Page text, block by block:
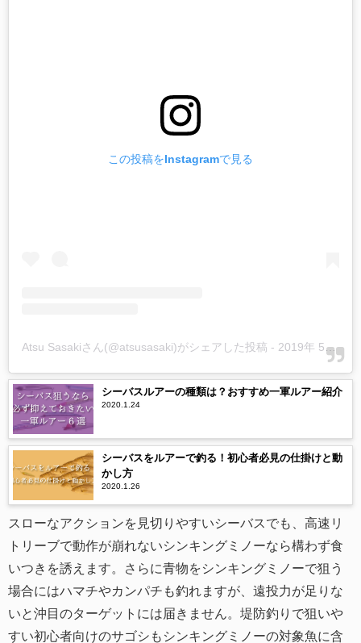
この投稿をInstagramで見る
Atsu Sasakiさん(@atsusasaki)がシェアした投稿 - 2019年 5月月11日午前1時19分PDT
シーバスルアーの種類は？おすすめ一軍ルアー紹介
2020.1.24
シーバスをルアーで釣る！初心者必見の仕掛けと動
かし方
2020.1.26
スローなアクションを見切りやすいシーバスでも、高速リ
トリーブで動作が崩れないシンキングミノーなら構わず食
いつきを誘えます。さらに青物をシンキングミノーで狙う
場合にはハマチやカンパチも釣れますが、遠投力が足りな
いと沖目のターゲットには届きません。堤防釣りで狙いや
すい初心者向けのサゴシもシンキングミノーの対象魚に含